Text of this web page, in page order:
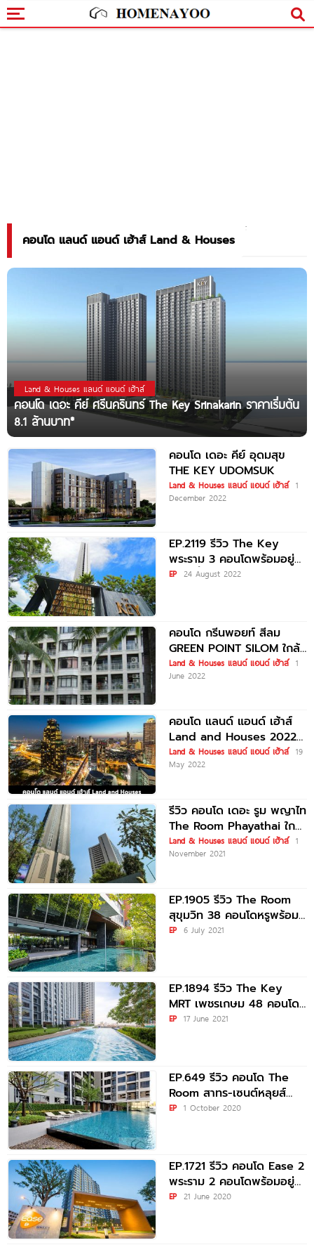
คอนโด แลนด์ แอนด์ เฮ้าส์ Land & Houses
Land & Houses แลนด์ แอนด์ เฮ้าส์
คอนโด เดอะ คีย์ ศรีนครินทร์ The Key Srinakarin ราคาเริ่มต้น
8.1 ล้านบาท*
คอนโด เดอะ คีย์ อุดมสุข
THE KEY UDOMSUK
Land & Houses แลนด์ แอนด์ เฮ้าส์ 1
December 2022
EP.2119 รีวิว The Key
พระราม 3 คอนโดพร้อมอยู่
วิวแม่น้ำเจ้าพระยา ติด
EP 24 August 2022
คอนโด กรีนพอยท์ สีลม
GREEN POINT SILOM ใกล้
BTS ช่องนนทรี
Land & Houses แลนด์ แอนด์ เฮ้าส์ 1
June 2022
คอนโด แลนด์ แอนด์ เฮ้าส์
Land and Houses 2022-
2023
Land & Houses แลนด์ แอนด์ เฮ้าส์ 19
May 2022
รีวิว คอนโด เดอะ รูม พญาไท
The Room Phayathai ใกล้
รถไฟฟ้า BTS
Land & Houses แลนด์ แอนด์ เฮ้าส์ 1
November 2021
EP.1905 รีวิว The Room
สุขุมวิท 38 คอนโดหรูพร้อม
อยู่ ใจกลางสุขุมวิท ใกล้ BTS
EP 6 July 2021
EP.1894 รีวิว The Key
MRT เพชรเกษม 48 คอนโด
พร้อมอยู่ ติด MRT
EP 17 June 2021
EP.649 รีวิว คอนโด The
Room สาทร-เซนต์หลุยส์
ใกล้รถไฟฟ้า BTS เซนต์หลุยส์
EP 1 October 2020
EP.1721 รีวิว คอนโด Ease 2
พระราม 2 คอนโดพร้อมอยู่
จาก LH ทำเลดี
EP 21 June 2020